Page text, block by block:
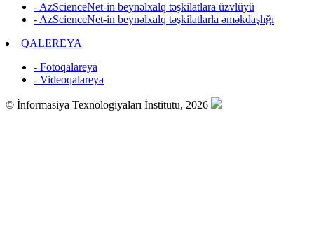
- AzScienceNet-in beynəlxalq təşkilatlara üzvlüyü
- AzScienceNet-in beynəlxalq təşkilatlarla əməkdaşlığı
QALEREYA
- Fotoqalareya
- Videoqalareya
© İnformasiya Texnologiyaları İnstitutu, 2026